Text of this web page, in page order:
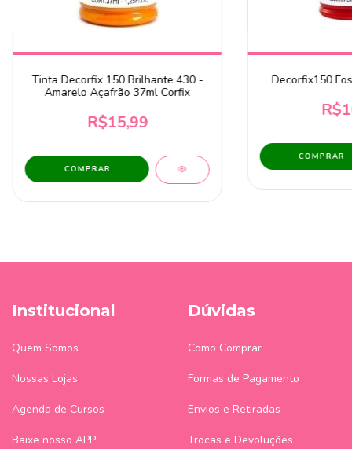
Tinta Decorfix 150 Brilhante 430 -
Amarelo Açafrão 37ml Corfix
R$15,99
Decorfix150
Institucional
Quem Somos
Nossas Lojas
Agenda de Cursos
Baixe nosso APP
Dúvidas
Como Comprar
Formas de Pagamento
Envios e Retiradas
Trocas e Devoluções